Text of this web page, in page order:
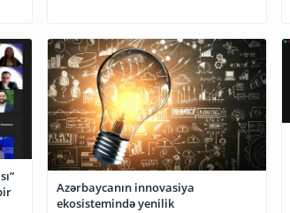
Azərbaycanın innovasiya
ekosistemində yenilik